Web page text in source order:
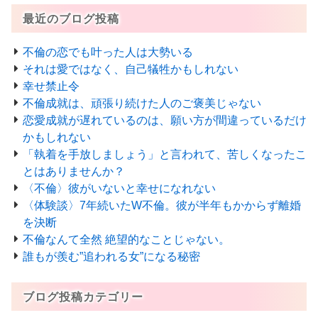
最近のブログ投稿
不倫の恋でも叶った人は大勢いる
それは愛ではなく、自己犠牲かもしれない
幸せ禁止令
不倫成就は、頑張り続けた人のご褒美じゃない
恋愛成就が遅れているのは、願い方が間違っているだけ
かもしれない
「執着を手放しましょう」と言われて、苦しくなったこ
とはありませんか？
〈不倫〉彼がいないと幸せになれない
〈体験談〉7年続いたW不倫。彼が半年もかからず離婚
を決断
不倫なんて全然 絶望的なことじゃない。
誰もが羨む”追われる女”になる秘密
ブログ投稿カテゴリー